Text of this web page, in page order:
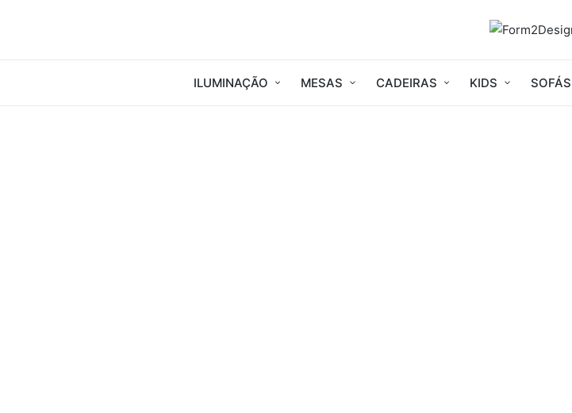
ILUMINAÇÃO MESAS CADEIRAS KIDS SOFÁS